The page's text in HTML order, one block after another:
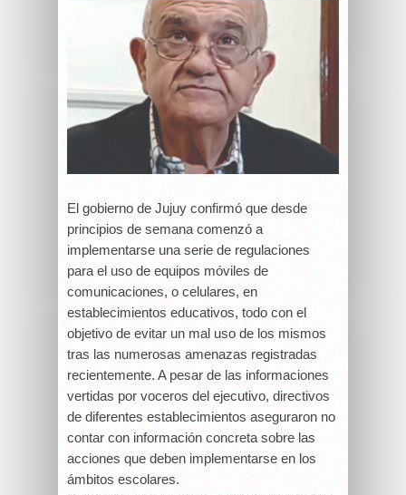
El gobierno de Jujuy confirmó que desde
principios de semana comenzó a
implementarse una serie de regulaciones
para el uso de equipos móviles de
comunicaciones, o celulares, en
establecimientos educativos, todo con el
objetivo de evitar un mal uso de los mismos
tras las numerosas amenazas registradas
recientemente. A pesar de las informaciones
vertidas por voceros del ejecutivo, directivos
de diferentes establecimientos aseguraron no
contar con información concreta sobre las
acciones que deben implementarse en los
ámbitos escolares.